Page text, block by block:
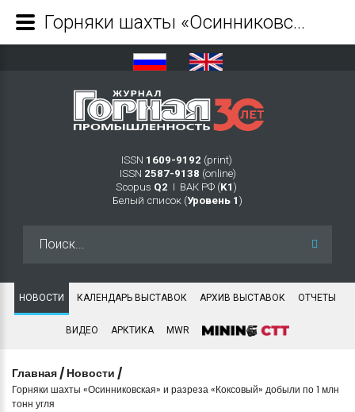
ISSN 1609-9192 (print)
ISSN 2587-9138 (online)
Scopus Q2 Ι ВАК РФ (K1 )
Белый список (Уровень 1 )
НОВОСТИ КАЛЕНДАРЬ ВЫСТАВОК АРХИВ ВЫСТАВОК ОТЧЕТЫ
ВИДЕО АРКТИКА MWR
Главная / Новости /
Горняки шахты «Осинниковская» и разреза «Коксовый» добыли по 1 млн
тонн угля
Горняки шахты «Осинниковская» и разреза «Коксовый» добыли по 1 млн тонн угля - Журнал Горная промышленность